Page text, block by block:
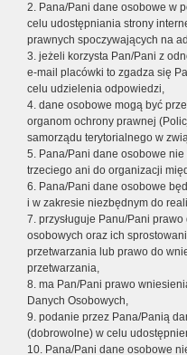
2. Pana/Pani dane osobowe w
celu udostępniania strony
prawnych spoczywających na
3. jeżeli korzysta Pan/Pani z
e-mail placówki to zgadza się
celu udzielenia odpowiedzi,
4. dane osobowe mogą być
organom ochrony prawnej
samorządu terytorialnego w
5. Pana/Pani dane osobowe
trzeciego ani do organizacji
6. Pana/Pani dane osobowe
i w zakresie niezbędnym do
7. przysługuje Panu/Pani
osobowych oraz ich
przetwarzania lub prawo do
przetwarzania,
8. ma Pan/Pani prawo
Danych Osobowych,
9. podanie przez Pana/Panią
(dobrowolne) w celu
10. Pana/Pani dane osobowe